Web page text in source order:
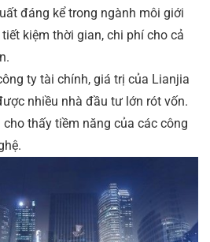
đáng kể trong ngành môi giới
kiệm thời gian, chi phí cho cả
ty tài chính, giá trị của Lianjia
nhiều nhà đầu tư lớn rót vốn.
thấy tiềm năng của các công